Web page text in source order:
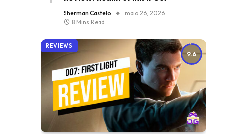
Sherman Castelo
maio 26, 2026
8 Mins Read
9.6
REVIEWS